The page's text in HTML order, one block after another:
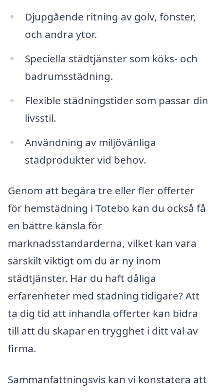
Djupgående ritning av golv, fönster,
och andra ytor.
Speciella städtjänster som köks- och
badrumsstädning.
Flexible städningstider som passar din
livsstil.
Användning av miljövänliga
städprodukter vid behov.
Genom att begära tre eller fler offerter
för hemstädning i Totebo kan du också få
en bättre känsla för
marknadsstandarderna, vilket kan vara
särskilt viktigt om du är ny inom
städtjänster. Har du haft dåliga
erfarenheter med städning tidigare? Att
ta dig tid att inhandla offerter kan bidra
till att du skapar en trygghet i ditt val av
firma.
Sammanfattningsvis kan vi konstatera att